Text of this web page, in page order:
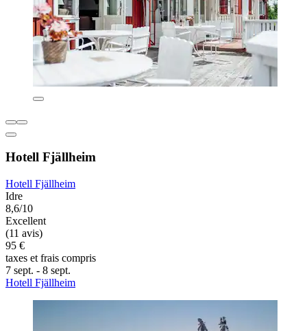
Hotell Fjällheim
Hotell Fjällheim
Idre
8,6/10
Excellent
(11 avis)
95 €
taxes et frais compris
7 sept. - 8 sept.
Hotell Fjällheim